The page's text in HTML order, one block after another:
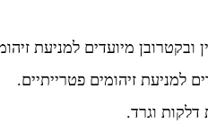
ובקטרובן מיועדים למניעת
למניעת זיהומים פטרייתיים.
דלקות וגרד.